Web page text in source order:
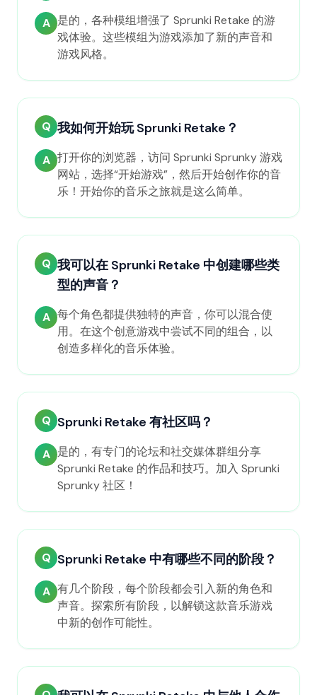
A 是的，各种模组增强了 Sprunki Retake 的游
戏体验。这些模组为游戏添加了新的声音和
游戏风格。
Q 我如何开始玩 Sprunki Retake？
A 打开你的浏览器，访问 Sprunki Sprunky 游戏
网站，选择“开始游戏”，然后开始创作你的音
乐！开始你的音乐之旅就是这么简单。
Q 我可以在 Sprunki Retake 中创建哪些类
型的声音？
A 每个角色都提供独特的声音，你可以混合使
用。在这个创意游戏中尝试不同的组合，以
创造多样化的音乐体验。
Q Sprunki Retake 有社区吗？
A 是的，有专门的论坛和社交媒体群组分享
Sprunki Retake 的作品和技巧。加入 Sprunki
Sprunky 社区！
Q Sprunki Retake 中有哪些不同的阶段？
A 有几个阶段，每个阶段都会引入新的角色和
声音。探索所有阶段，以解锁这款音乐游戏
中新的创作可能性。